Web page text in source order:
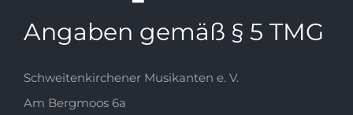
Angaben gemäß § 5 TMG
Schweitenkirchener Musikanten e. V.
Am Bergmoos 6a